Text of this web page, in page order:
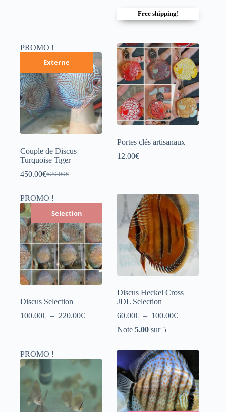
Free shipping!
PROMO !
Externe
Couple de Discus
Turquoise Tiger
620.00€
Le
initial
était :
620.00€.
450.00€Le
actuel
est :
450.00€.
Portes clés artisanaux
12.00€
PROMO !
Selection
Discus Selection
100.00€ – 220.00€Plage
220.00€
Discus Heckel Cross
JDL Selection
60.00€ – 100.00€Plage
à
100.00€
Note5.00 sur 5
PROMO !